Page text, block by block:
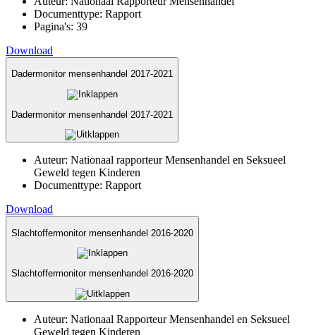
Documenttype: Rapport
Pagina's: 39
Download
Dadermonitor mensenhandel 2017-2021
Dadermonitor mensenhandel 2017-2021
Auteur: Nationaal rapporteur Mensenhandel en Seksueel
Geweld tegen Kinderen
Documenttype: Rapport
Download
Slachtoffermonitor mensenhandel 2016-2020
Slachtoffermonitor mensenhandel 2016-2020
Auteur: Nationaal Rapporteur Mensenhandel en Seksueel
Geweld tegen Kinderen